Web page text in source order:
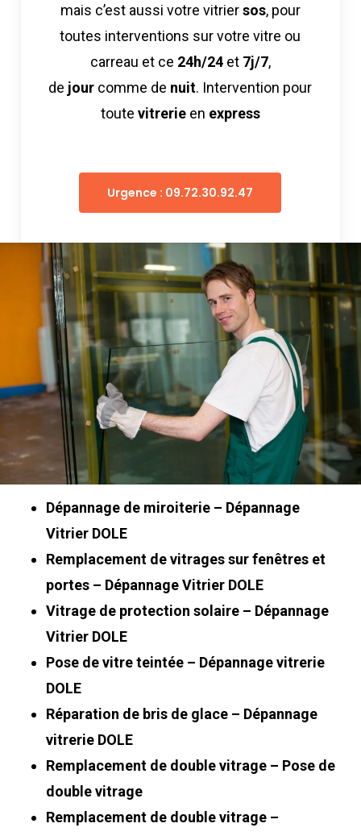
mais c’est aussi votre vitriersos, pour
toutes interventions sur votre vitre ou
carreau et ce 24h/24et 7j/7,
de jour comme de nuit. Intervention pour
toute vitrerieen express
Urgence : 09.72.30.92.47
Dépannage de miroiterie – Dépannage
Vitrier DOLE
Remplacement de vitrages sur fenêtres et
portes – Dépannage Vitrier DOLE
Vitrage de protection solaire – Dépannage
Vitrier DOLE
Pose de vitre teintée – Dépannage vitrerie
DOLE
Réparation de bris de glace – Dépannage
vitrerie DOLE
Remplacement de double vitrage – Pose de
double vitrage
Remplacement de double vitrage –